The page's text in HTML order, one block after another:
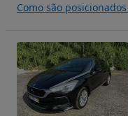
Como são